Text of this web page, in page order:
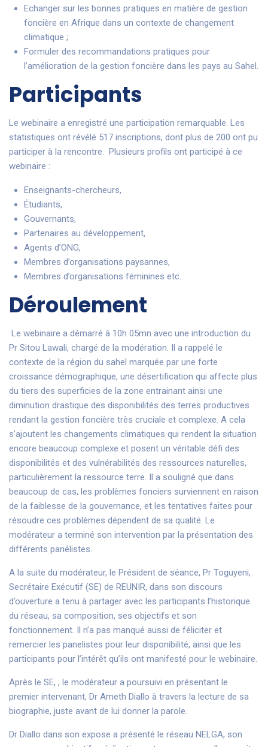
Echanger sur les bonnes pratiques en matière de gestion
foncière en Afrique dans un contexte de changement
climatique ;
Formuler des recommandations pratiques pour
l’amélioration de la gestion foncière dans les pays au Sahel.
Participants
Le webinaire a enregistré une participation remarquable. Les
statistiques ont révélé 517 inscriptions, dont plus de 200 ont pu
participer à la rencontre. Plusieurs profils ont participé à ce
webinaire :
Enseignants-chercheurs,
Étudiants,
Gouvernants,
Partenaires au développement,
Agents d’ONG,
Membres d’organisations paysannes,
Membres d’organisations féminines etc.
Déroulement
Le webinaire a démarré à 10h 05mn avec une introduction du
Pr Sitou Lawali, chargé de la modération. Il a rappelé le
contexte de la région du sahel marquée par une forte
croissance démographique, une désertification qui affecte plus
du tiers des superficies de la zone entrainant ainsi une
diminution drastique des disponibilités des terres productives
rendant la gestion foncière très cruciale et complexe. A cela
s’ajoutent les changements climatiques qui rendent la situation
encore beaucoup complexe et posent un véritable défi des
disponibilités et des vulnérabilités des ressources naturelles,
particulièrement la ressource terre. Il a souligné que dans
beaucoup de cas, les problèmes fonciers surviennent en raison
de la faiblesse de la gouvernance, et les tentatives faites pour
résoudre ces problèmes dépendent de sa qualité. Le
modérateur a terminé son intervention par la présentation des
différents panélistes.
A la suite du modérateur, le Président de séance, Pr Toguyeni,
Secrétaire Exécutif (SE) de REUNIR, dans son discours
d’ouverture a tenu à partager avec les participants l’historique
du réseau, sa composition, ses objectifs et son
fonctionnement. Il n’a pas manqué aussi de féliciter et
remercier les panelistes pour leur disponibilité, ainsi que les
participants pour l’intérêt qu’ils ont manifesté pour le webinaire.
Après le SE, , le modérateur a poursuivi en présentant le
premier intervenant, Dr Ameth Diallo à travers la lecture de sa
biographie, juste avant de lui donner la parole.
Dr Diallo dans son expose a présenté le réseau NELGA, son